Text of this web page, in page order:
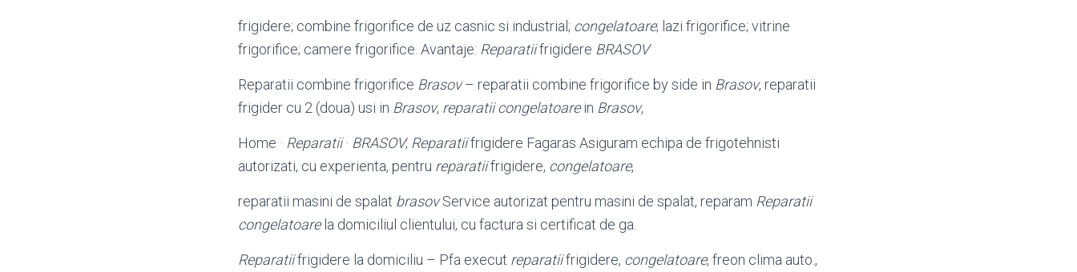
frigidere; combine frigorifice de uz casnic si industrial; congelatoare; lazi frigorifice; vitrine
frigorifice; camere frigorifice. Avantaje: Reparatiifrigidere BRASOV
Reparatii combine frigorifice Brasov– reparatii combine frigorifice by side in Brasov, reparatii
frigider cu 2 (doua) usi in Brasov, reparatii congelatoarein Brasov,
Home · Reparatii· BRASOV; Reparatiifrigidere Fagaras Asiguram echipa de frigotehnisti
autorizati, cu experienta, pentru reparatiifrigidere, congelatoare,
reparatii masini de spalat brasovService autorizat pentru masini de spalat, reparam Reparatii
congelatoarela domiciliul clientului, cu factura si certificat de ga.
Reparatiifrigidere la domiciliu – Pfa execut reparatiifrigidere, congelatoare, freon clima auto.,